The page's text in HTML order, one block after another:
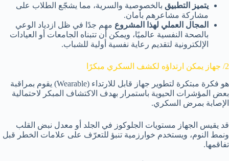
يتميز التطبيق بالخصوصية والسرية، مما يشجّع الطلاب على
مشاركة مشاعرهم بأمان.
المجال العملي لهذا المشروع مهم جدًا في ظل ازدياد الوعي
بالصحة النفسية عالميًا، ويمكن أن تتبناه الجامعات أو العيادات
الإلكترونية لتقديم رعاية نفسية أولية للشباب.
2/ جهاز يمكن ارتداؤه لكشف السكري مبكرًا
هو فكرة مبتكرة لتطوير جهاز قابل للارتداء (Wearable) يقوم بمراقبة
بعض المؤشرات الحيوية باستمرار بهدف الاكتشاف المبكر لاحتمالية
الإصابة بمرض السكري.
قد يقيس الجهاز مستويات الجلوكوز في الجلد أو معدل نبض القلب
ونمط النوم، ويستخدم خوارزمية تنبؤ للتعرّف على علامات الخطر قبل
تفاقمها.